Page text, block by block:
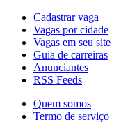
Cadastrar vaga
Vagas por cidade
Vagas em seu site
Guia de carreiras
Anunciantes
RSS Feeds
Quem somos
Termo de serviço